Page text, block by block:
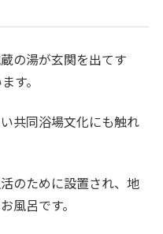
の湯が玄関を出てす
す。
共同浴場文化にも触れ
のために設置され、地
風呂です。